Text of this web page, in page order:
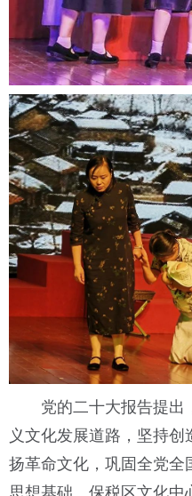
党的二十大报告提出
义文化发展道路，坚持
扬革命文化，巩固全党全